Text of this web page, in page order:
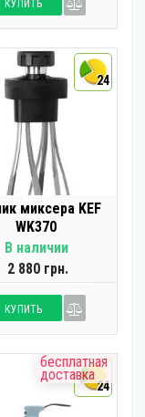
КУПИТЬ
24
миксера KEF
WK370
В наличии
2 880 грн.
КУПИТЬ
бесплатная
доставка
24